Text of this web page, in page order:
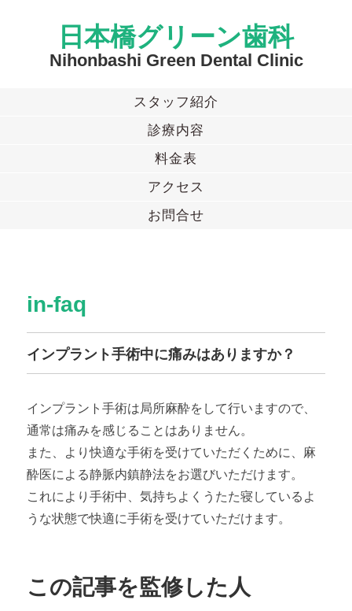
日本橋グリーン歯科
Nihonbashi Green Dental Clinic
スタッフ紹介
診療内容
料金表
アクセス
お問合せ
in-faq
インプラント手術中に痛みはありますか？
インプラント手術は局所麻酔をして行いますので、
通常は痛みを感じることはありません。
また、より快適な手術を受けていただくために、麻
酔医による静脈内鎮静法をお選びいただけます。
これにより手術中、気持ちよくうたた寝しているよ
うな状態で快適に手術を受けていただけます。
この記事を監修した人